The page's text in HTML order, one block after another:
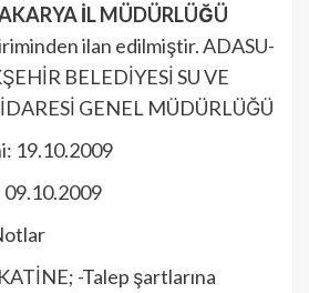
İL MÜDÜRLÜĞÜ
ilan edilmiştir. ADASU-
BELEDİYESİ SU VE
GENEL MÜDÜRLÜĞÜ
19.10.2009
09.10.2009
-Talep şartlarına